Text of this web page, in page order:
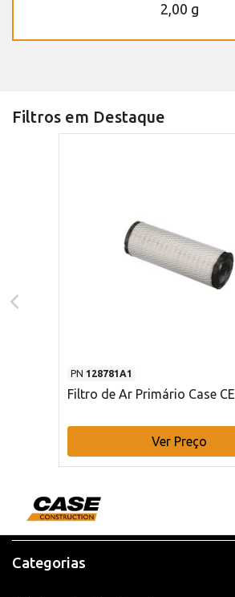
2,00 g
Filtros em Destaque
PN 128781A1
Filtro de Ar Primário Case CE
Ver Preço
Categorias